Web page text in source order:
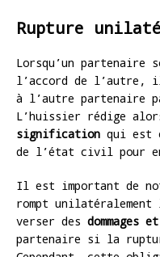
Rupture
Lorsqu’un partenaire
l’accord de
à l’autre partenaire
L’huissier rédige
signification qui est
de l’état civil pour
Il est important de
rompt unilatéralement
verser des dommages
partenaire si la